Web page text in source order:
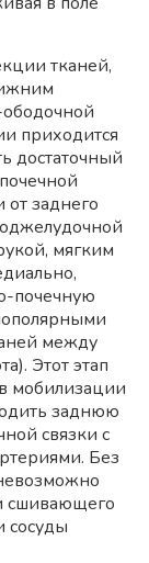
тканей,
приходится
достаточный
от заднего
мягким
почечную
между
Этот этап
мобилизации
заднюю
связки с
Без
сшивающего
сосуды